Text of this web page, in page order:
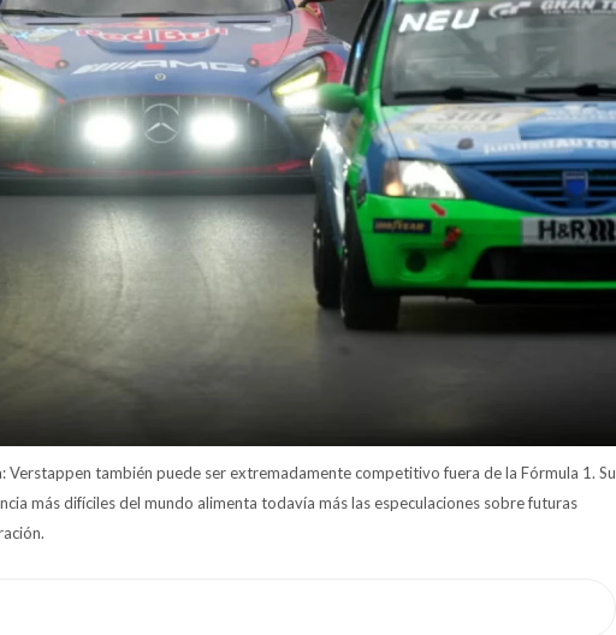
Verstappen también puede ser extremadamente competitivo fuera de la Fórmula 1. Su
más difíciles del mundo alimenta todavía más las especulaciones sobre futuras